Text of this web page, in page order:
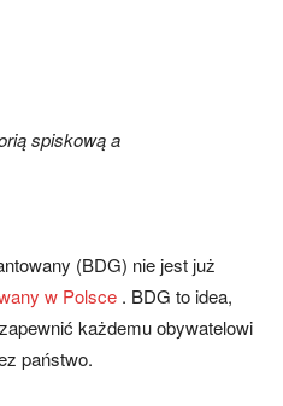
spiskową a
(BDG) nie jest już
w Polsce . BDG to idea,
każdemu obywatelowi
państwo.